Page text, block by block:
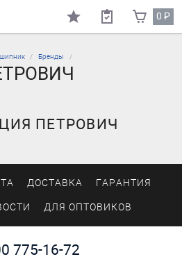
0₽
Бренды
ПЕТРОВИЧ
ДОСТАВКА ГАРАНТИЯ
ДЛЯ ОПТОВИКОВ
775-16-72